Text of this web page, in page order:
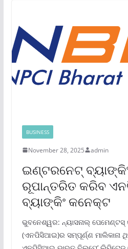
BUSINESS
November 28, 2025 admin
ଇଣ୍ଟରନେଟ୍ ବ୍ୟାଙ୍କିଂ
ରୂପାନ୍ତରିତ କରିବ
ବ୍ୟାଙ୍କିଂ କନେକ୍ଟ
ଭୁବନେଶ୍ୱର: ନ୍ୟାସନାଲ୍ ପେମେଣ୍ଟସ୍
(ଏନପିସିଆଇ)ର ସମ୍ପୂର୍ଣ୍ଣ ମାଲିକାନା